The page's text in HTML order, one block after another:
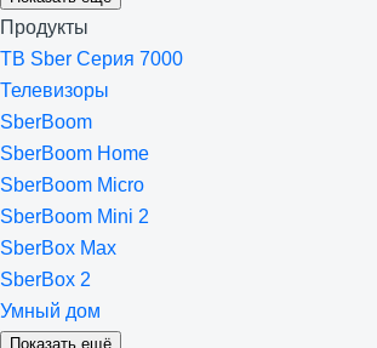
Продукты
ТВ Sber Серия 7000
Телевизоры
SberBoom
SberBoom Home
SberBoom Micro
SberBoom Mini 2
SberBox Max
SberBox 2
Умный дом
Показать ещё